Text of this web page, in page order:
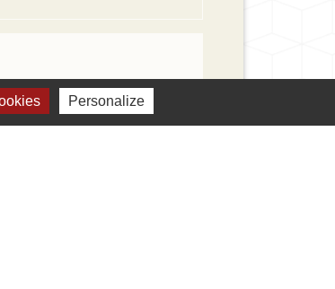
Personalize